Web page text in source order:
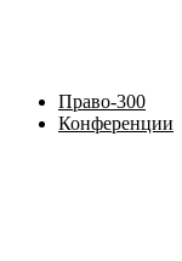
Право-300
Конференции